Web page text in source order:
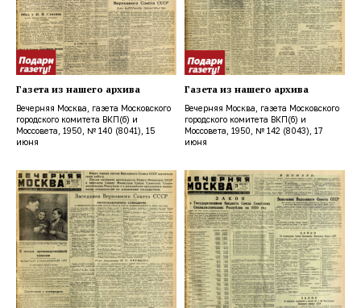
Газета из нашего архива
Вечерняя Москва, газета Московского
городского комитета ВКП(б) и
Моссовета, 1950, № 140 (8041), 15
июня
Газета из нашего архива
Вечерняя Москва, газета Московского
городского комитета ВКП(б) и
Моссовета, 1950, № 142 (8043), 17
июня